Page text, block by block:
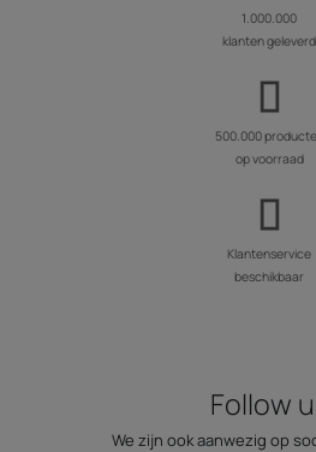
1.000.000
klanten geleverd
500.000
op voorraad
Klantenservice
beschikbaar
Follow
We zijn ook aanwezig op